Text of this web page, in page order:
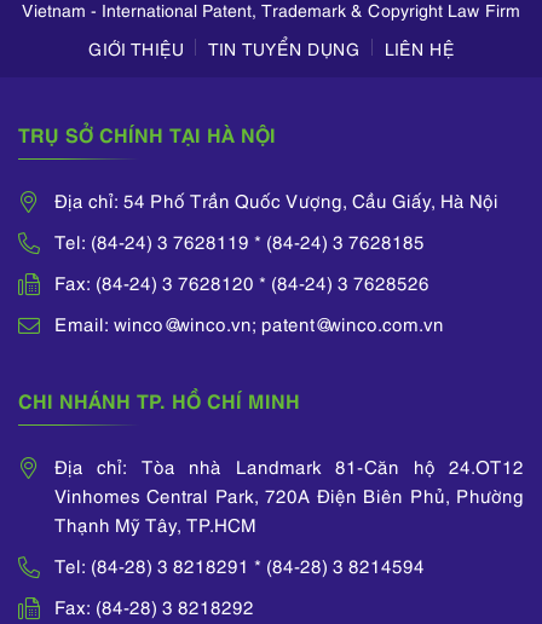
Vietnam - International Patent, Trademark & Copyright Law Firm
GIỚI THIỆU
TIN TUYỂN DỤNG LIÊN HỆ
TRỤ SỞ CHÍNH TẠI HÀ NỘI
Địa chỉ: 54 Phố Trần Quốc Vượng, Cầu Giấy, Hà Nội
Tel: (84-24) 3 7628119 * (84-24) 3 7628185
Fax: (84-24) 3 7628120 * (84-24) 3 7628526
Email: winco@winco.vn; patent@winco.com.vn
CHI NHÁNH TP. HỒ CHÍ MINH
Địa chỉ: Tòa nhà Landmark 81-Căn hộ 24.OT12
Vinhomes Central Park, 720A Điện Biên Phủ, Phường
Thạnh Mỹ Tây, TP.HCM
Tel: (84-28) 3 8218291 * (84-28) 3 8214594
Fax: (84-28) 3 8218292